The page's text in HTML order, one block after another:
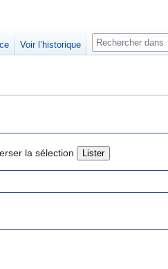
la sélection
Voir l’historique
Rechercher